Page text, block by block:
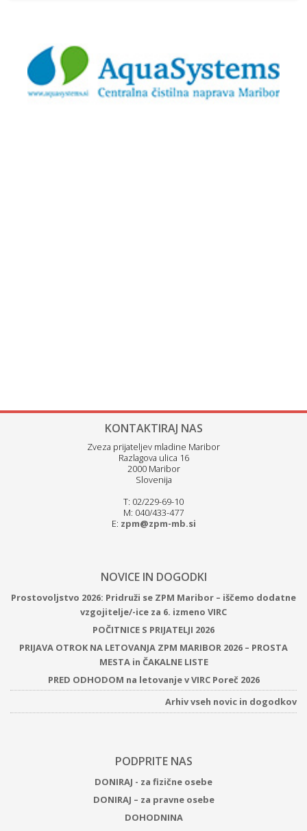
KONTAKTIRAJ NAS
Zveza prijateljev mladine Maribor
Razlagova ulica 16
2000 Maribor
Slovenija
T: 02/229-69-10
M: 040/433-477
E: zpm@zpm-mb.si
NOVICE IN DOGODKI
Prostovoljstvo 2026: Pridruži se ZPM Maribor – iščemo dodatne
vzgojitelje/-ice za 6. izmeno VIRC
POČITNICE S PRIJATELJI 2026
PRIJAVA OTROK NA LETOVANJA ZPM MARIBOR 2026 – PROSTA
MESTA in ČAKALNE LISTE
PRED ODHODOM na letovanje v VIRC Poreč 2026
Arhiv vseh novic in dogodkov
PODPRITE NAS
DONIRAJ - za fizične osebe
DONIRAJ – za pravne osebe
DOHODNINA